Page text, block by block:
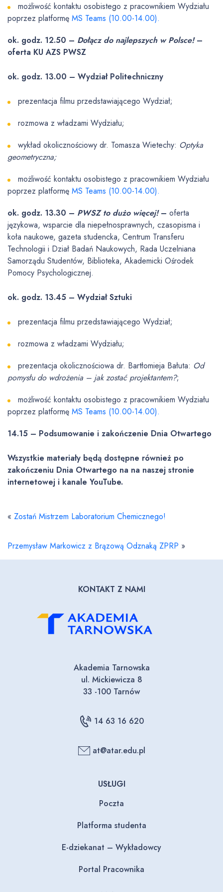
możliwość kontaktu osobistego z pracownikiem Wydziału
poprzez platformę MS Teams (10.00-14.00).
ok. godz. 12.50 – Dołącz do najlepszych w Polsce!–
oferta KU AZS PWSZ
ok. godz. 13.00 – Wydział Politechniczny
prezentacja filmu przedstawiającego Wydział;
rozmowa z władzami Wydziału;
wykład okolicznościowy dr. Tomasza Wietechy: Optyka
geometryczna;
możliwość kontaktu osobistego z pracownikiem Wydziału
poprzez platformę MS Teams (10.00-14.00).
ok. godz. 13.30 – PWSZ to dużo więcej!– oferta
językowa, wsparcie dla niepełnosprawnych, czasopisma i
koła naukowe, gazeta studencka, Centrum Transferu
Technologii i Dział Badań Naukowych, Rada Uczelniana
Samorządu Studentów, Biblioteka, Akademicki Ośrodek
Pomocy Psychologicznej.
ok. godz. 13.45 – Wydział Sztuki
prezentacja filmu przedstawiającego Wydział;
rozmowa z władzami Wydziału;
prezentacja okolicznościowa dr. Bartłomieja Bałuta: Od
pomysłu do wdrożenia – jak zostać projektantem?;
możliwość kontaktu osobistego z pracownikiem Wydziału
poprzez platformę MS Teams (10.00-14.00).
14.15 – Podsumowanie i zakończenie Dnia Otwartego
Wszystkie materiały będą dostępne również po
zakończeniu Dnia Otwartego na na naszej stronie
internetowej i kanale YouTube.
« Zostań Mistrzem Laboratorium Chemicznego!
Przemysław Markowicz z Brązową Odznaką ZPRP »
KONTAKT Z NAMI
Akademia Tarnowska
ul. Mickiewicza 8
33 -100 Tarnów
14 63 16 620
at@atar.edu.pl
USŁUGI
Poczta
Platforma studenta
E-dziekanat – Wykładowcy
Portal Pracownika